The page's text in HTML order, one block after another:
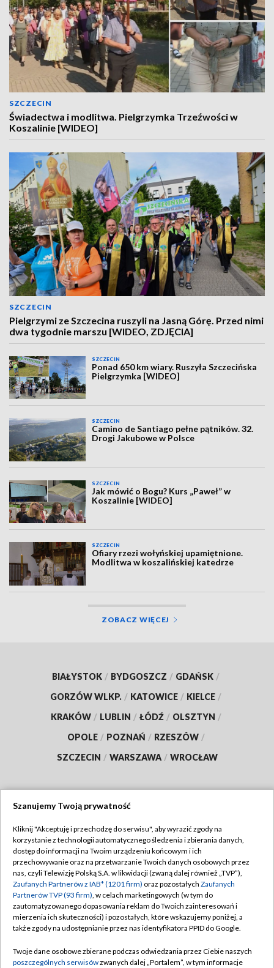
SZCZECIN
Świadectwa i modlitwa. Pielgrzymka Trzeźwości w
Koszalinie [WIDEO]
SZCZECIN
Pielgrzymi ze Szczecina ruszyli na Jasną Górę. Przed nimi
dwa tygodnie marszu [WIDEO, ZDJĘCIA]
SZCZECIN
Ponad 650 km wiary. Ruszyła Szczecińska
Pielgrzymka [WIDEO]
SZCZECIN
Camino de Santiago pełne pątników. 32.
Drogi Jakubowe w Polsce
SZCZECIN
Jak mówić o Bogu? Kurs „Paweł” w
Koszalinie [WIDEO]
SZCZECIN
Ofiary rzezi wołyńskiej upamiętnione.
Modlitwa w koszalińskiej katedrze
ZOBACZ WIĘCEJ
BIAŁYSTOK / BYDGOSZCZ / GDAŃSK /
GORZÓW WLKP. / KATOWICE / KIELCE /
KRAKÓW / LUBLIN / ŁÓDŹ / OLSZTYN /
OPOLE / POZNAŃ / RZESZÓW /
SZCZECIN / WARSZAWA / WROCŁAW
TVP
Abonament TVP
Emisja w TVP
Centrum informacji TVP
Naziemna Telewizja Cyfrowa
Rada Programowa
Regulamin TVP
Polityka prywatności
Moje zgody
Pomoc
Kontakt
Szanujemy Twoją prywatność
Kliknij "Akceptuję i przechodzę do serwisu", aby wyrazić zgody na
korzystanie z technologii automatycznego śledzenia i zbierania danych,
dostęp do informacji na Twoim urządzeniu końcowym i ich
przechowywanie oraz na przetwarzanie Twoich danych osobowych przez
nas, czyli Telewizję Polską S.A. w likwidacji (zwaną dalej również „TVP”),
Zaufanych Partnerów z IAB* (1201 firm) oraz pozostałych Zaufanych
Partnerów TVP (93 firm), w celach marketingowych (w tym do
zautomatyzowanego dopasowania reklam do Twoich zainteresowań i
mierzenia ich skuteczności) i pozostałych, które wskazujemy poniżej, a
także zgody na udostępnianie przez nas identyfikatora PPID do Google.
Twoje dane osobowe zbierane podczas odwiedzania przez Ciebie naszych
poszczególnych serwisówzwanych dalej „Portalem”, w tym informacje